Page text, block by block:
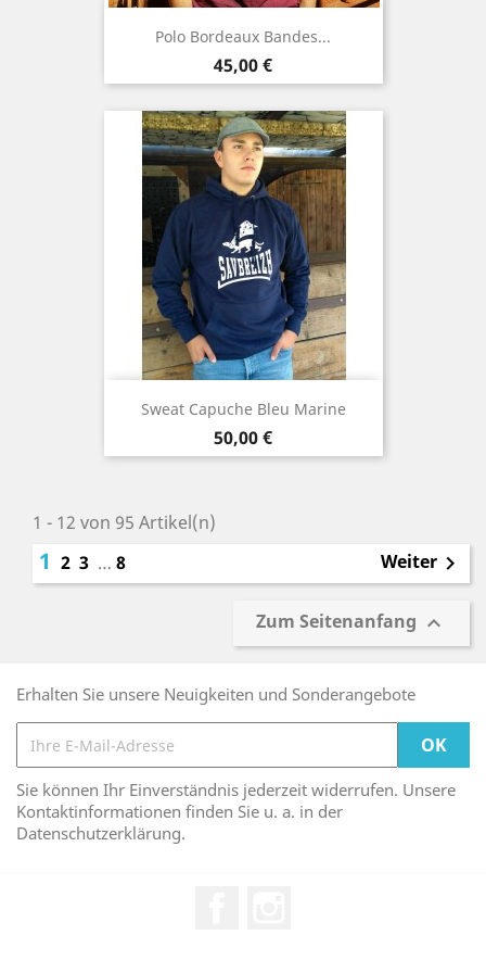
Polo Bordeaux Bandes...
Preis
45,00 €
Sweat Capuche Bleu Marine
Preis
50,00 €
1 - 12 von 95 Artikel(n)
1 2 3 … 8 Weiter 
Zum Seitenanfang 
Erhalten Sie unsere Neuigkeiten und Sonderangebote
Sie können Ihr Einverständnis jederzeit widerrufen. Unsere
Kontaktinformationen finden Sie u. a. in der
Datenschutzerklärung.